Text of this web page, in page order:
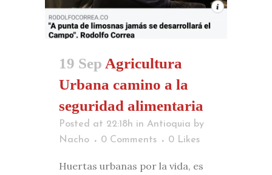
19 Sep Agricultura
Urbana camino a la
seguridad alimentaria
Posted at 22:18h in Antioquia by
Nacho
0 Comments 0 Likes
Huertas urbanas por la vida, es